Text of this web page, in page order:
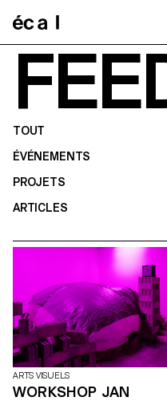
TOUT
ÉVÉNEMENTS
PROJETS
ARTICLES
ARTS VISUELS
WORKSHOP JAN